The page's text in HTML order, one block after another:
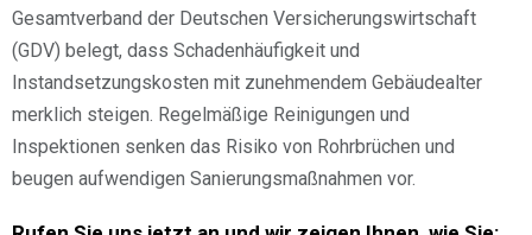
Gesamtverband der Deutschen Versicherungswirtschaft
(GDV) belegt, dass Schadenhäufigkeit und
Instandsetzungskosten mit zunehmendem Gebäudealter
merklich steigen. Regelmäßige Reinigungen und
Inspektionen senken das Risiko von Rohrbrüchen und
beugen aufwendigen Sanierungsmaßnahmen vor.